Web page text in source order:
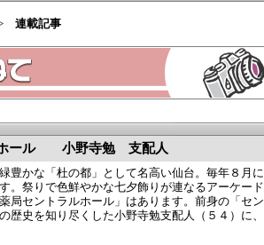
連載記事
ホール 小野寺勉 支配人
豊かな「杜の都」として名高い仙台。毎年８月に
。祭りで色鮮やかな七夕飾りが連なるアーケード
局セントラルホール」はあります。前身の「セン
歴史を知り尽くした小野寺勉支配人（５４）に、